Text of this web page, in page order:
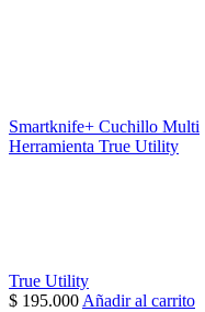
Smartknife+ Cuchillo Multi
Herramienta True Utility
True Utility
$ 195.000 Añadir al carrito